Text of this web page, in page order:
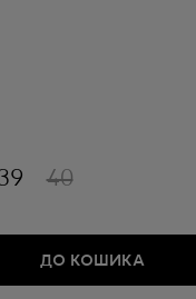
39 40
ДО КОШИКА